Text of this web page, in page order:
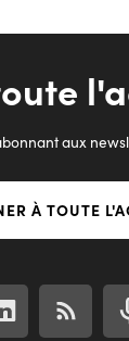
aux
À TOUTE